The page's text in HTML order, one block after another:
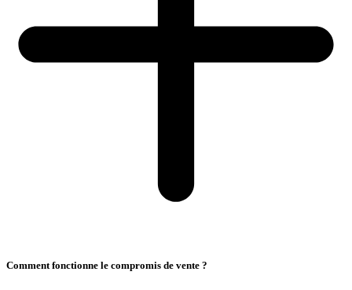
Comment fonctionne le compromis de vente ?